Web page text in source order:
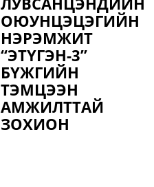
ОЮУНЦЭЦЭГИЙН
НЭРЭМЖИТ
“ЭТҮГЭН-3”
БҮЖГИЙН
ТЭМЦЭЭН
АМЖИЛТТАЙ
ЗОХИОН